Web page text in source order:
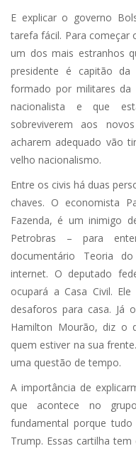
E explicar o governo
tarefa fácil. Para começar
um dos mais estranhos
presidente é capitão
formado por militares da
nacionalista e que
sobreviverem aos
acharem adequado vão
velho nacionalismo.
Entre os civis há duas
chaves. O economista
Fazenda, é um inimigo
Petrobras – para
documentário Teoria
internet. O deputado
ocupará a Casa Civil.
desaforos para casa. Já
Hamilton Mourão, diz o
quem estiver na sua
uma questão de tempo.
A importância de
que acontece no
fundamental porque
Trump. Essas cartilha